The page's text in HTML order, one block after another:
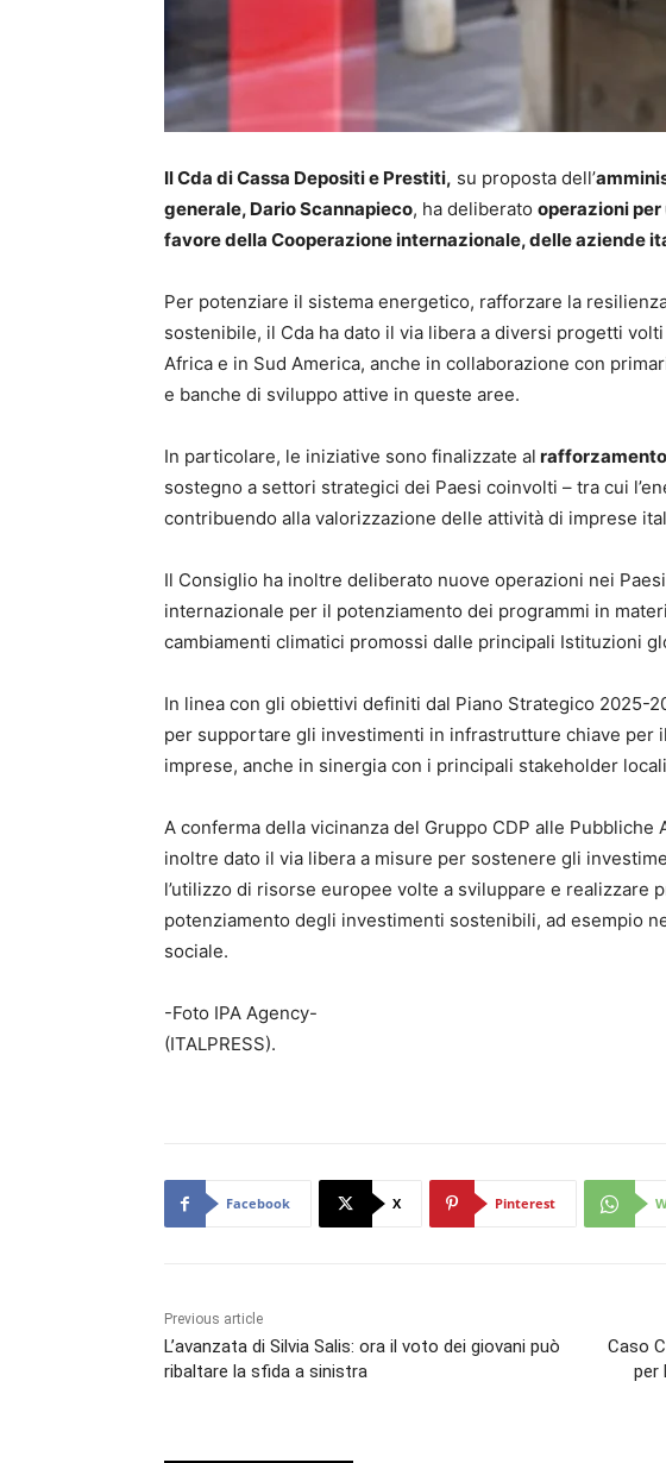
Il Cda di Cassa Depositi e Prestiti, su proposta dell’
generale, Dario Scannapieco, ha deliberato operazioni per
favore della Cooperazione internazionale, delle aziende
Per potenziare il sistema energetico, rafforzare la
sostenibile, il Cda ha dato il via libera a diversi progetti
Africa e in Sud America, anche in collaborazione con
e banche di sviluppo attive in queste aree.
In particolare, le iniziative sono finalizzate al
sostegno a settori strategici dei Paesi coinvolti – tra cui
contribuendo alla valorizzazione delle attività di imprese
Il Consiglio ha inoltre deliberato nuove operazioni nei
internazionale per il potenziamento dei programmi in
cambiamenti climatici promossi dalle principali Istituzioni
In linea con gli obiettivi definiti dal Piano Strategico 2025-
per supportare gli investimenti in infrastrutture chiave per
imprese, anche in sinergia con i principali stakeholder
A conferma della vicinanza del Gruppo CDP alle
inoltre dato il via libera a misure per sostenere gli
l’utilizzo di risorse europee volte a sviluppare e realizzare
potenziamento degli investimenti sostenibili, ad esempio
sociale.
-Foto IPA Agency-
(ITALPRESS).
Facebook X Pinterest
Previous article
L’avanzata di Silvia Salis: ora il voto dei giovani può
ribaltare la sfida a sinistra
Caso
per